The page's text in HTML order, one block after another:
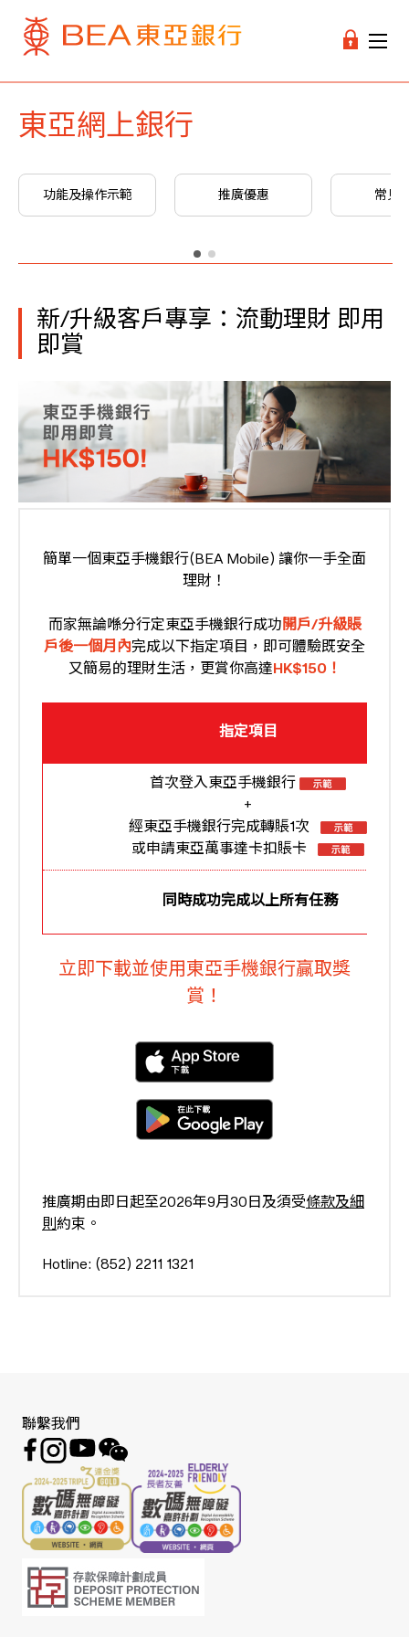
東亞網上銀行
功能及操作示範 推廣優惠 常見
新/升級客戶專享：流動理財 即用
即賞
簡單一個東亞手機銀行(BEA Mobile) 讓你一手全面
理財！
而家無論喺分行定東亞手機銀行成功 開戶/升級賬
戶後一個月內完成以下指定項目，即可體驗既安全
又簡易的理財生活，更賞你高達HK$150！
指定項目
首次登入東亞手機銀行
+
經東亞手機銀行完成轉賬1次
或申請東亞萬事達卡扣賬卡
同時成功完成以上所有任務
立即下載並使用東亞手機銀行贏取獎
賞！
推廣期由即日起至2026年9月30日及須受條款及細
則約束。
Hotline: (852) 2211 1321
聯繫我們